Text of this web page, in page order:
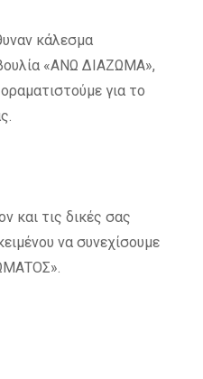
κάλεσμα
«ΑΝΩ ΔΙΑΖΩΜΑ»,
για το
και τις δικές σας
να συνεχίσουμε